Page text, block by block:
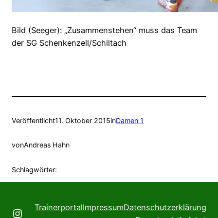
Bild (Seeger): „Zusammenstehen“ muss das Team
der SG Schenkenzell/Schiltach
Veröffentlicht11. Oktober 2015inDamen 1
vonAndreas Hahn
Schlagwörter:
Instagram
TrainerportalImpressumDatenschutzerklärung